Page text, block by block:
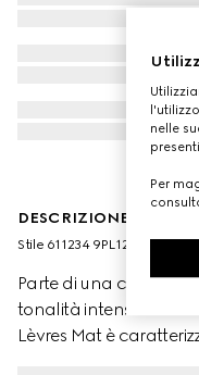
DESCRIZIONE DEL
Stile ‎611234 9PL12 9250
Parte di una
tonalità intense e dal
Lèvres Mat è
nelle
Per